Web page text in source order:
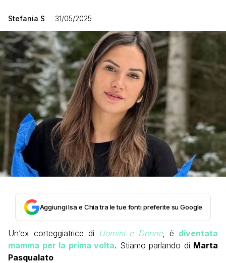
Stefania S 31/05/2025
Aggiungi Isa e Chia tra le tue fonti preferite su Google
Un’ex corteggiatrice di Uomini e Donne, è diventata
mamma per la prima volta. Stiamo parlando di Marta
Pasqualato